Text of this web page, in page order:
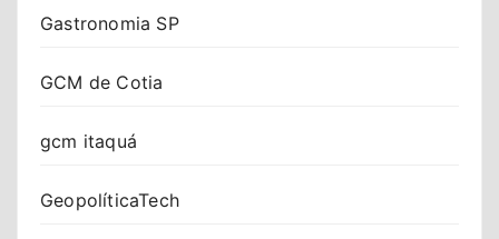
Gastronomia SP
GCM de Cotia
gcm itaquá
GeopolíticaTech